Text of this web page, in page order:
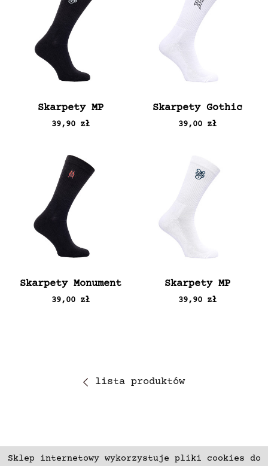
Sklep internetowy wykorzystuje pliki cookies do
Skarpety MP
39,90 zł
Skarpety Gothic
39,00 zł
Skarpety Monument
39,00 zł
Skarpety MP
39,90 zł
lista produktów